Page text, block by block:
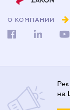
О КОМПАНИИ
на